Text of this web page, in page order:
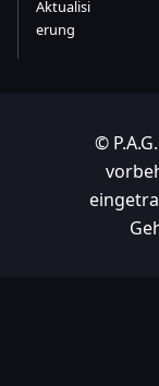
Aktualisi
erung
©